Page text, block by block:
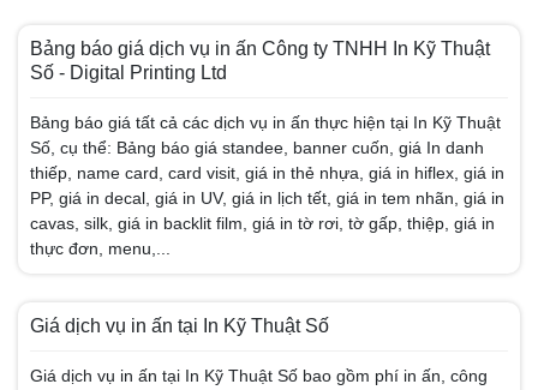
Bảng báo giá dịch vụ in ấn Công ty TNHH In Kỹ Thuật
Số - Digital Printing Ltd
Bảng báo giá tất cả các dịch vụ in ấn thực hiện tại In Kỹ Thuật
Số, cụ thể: Bảng báo giá standee, banner cuốn, giá In danh
thiếp, name card, card visit, giá in thẻ nhựa, giá in hiflex, giá in
PP, giá in decal, giá in UV, giá in lịch tết, giá in tem nhãn, giá in
cavas, silk, giá in backlit film, giá in tờ rơi, tờ gấp, thiệp, giá in
thực đơn, menu,...
Giá dịch vụ in ấn tại In Kỹ Thuật Số
Giá dịch vụ in ấn tại In Kỹ Thuật Số bao gồm phí in ấn, công